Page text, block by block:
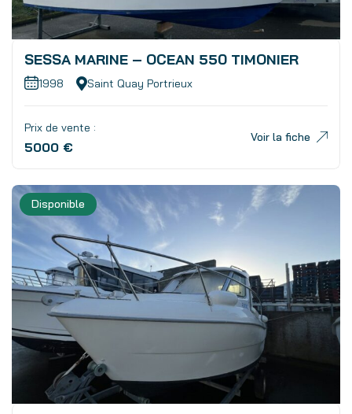
SESSA MARINE – OCEAN 550 TIMONIER
1998 Saint Quay Portrieux
Prix de vente :
5000 €
Voir la fiche
Disponible